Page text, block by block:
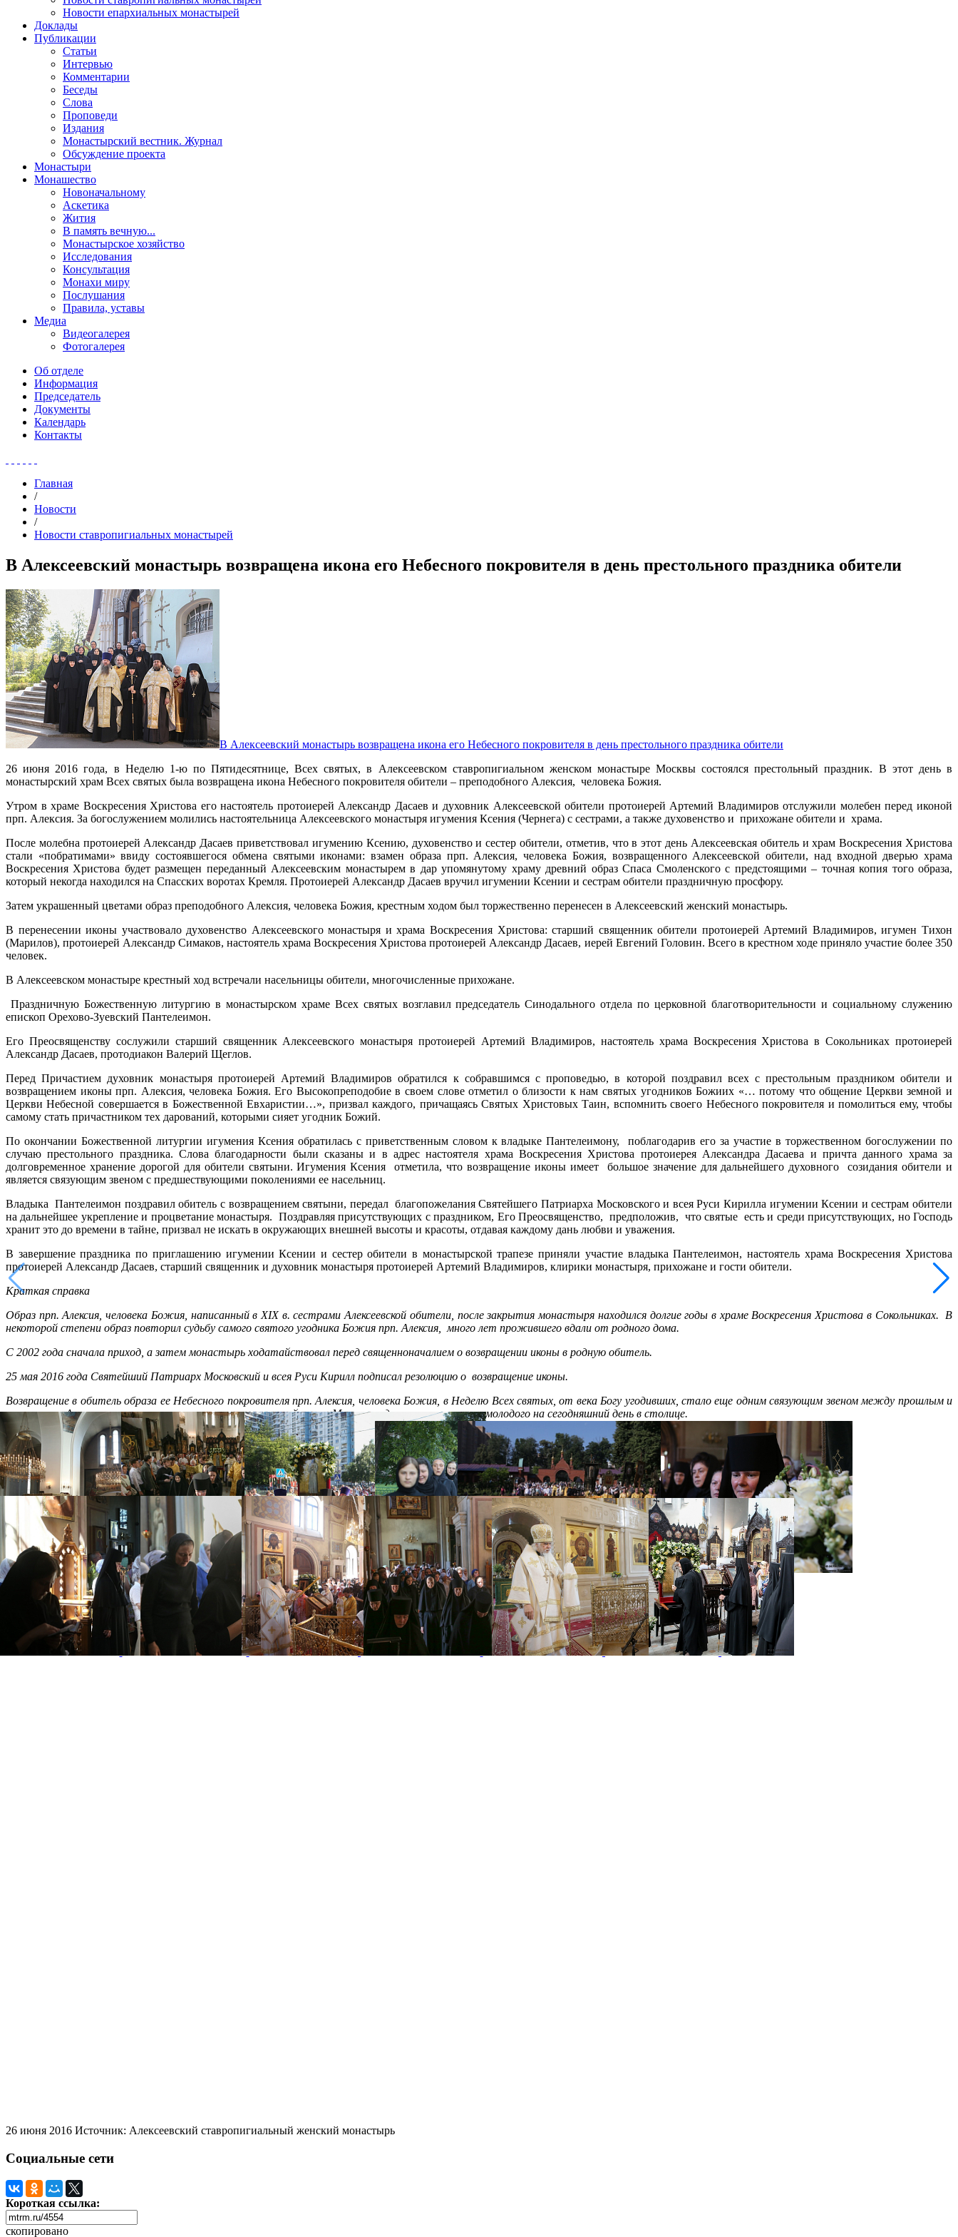
Новости епархиальных монастырей
Доклады
Публикации
Статьи
Интервью
Комментарии
Беседы
Слова
Проповеди
Издания
Монастырский вестник. Журнал
Обсуждение проекта
Монастыри
Монашество
Новоначальному
Аскетика
Жития
В память вечную...
Монастырское хозяйство
Исследования
Консультация
Монахи миру
Послушания
Правила, уставы
Медиа
Видеогалерея
Фотогалерея
Об отделе
Информация
Председатель
Документы
Календарь
Контакты
Главная
/
Новости
/
Новости ставропигиальных монастырей
В Алексеевский монастырь возвращена икона его Небесного покровителя в день престольного праздника обители
В Алексеевский монастырь возвращена икона его Небесного покровителя в день престольного праздника обители
26 июня 2016 года, в Неделю 1-ю по Пятидесятнице, Всех святых, в Алексеевском ставропигиальном женском монастыре Москвы состоялся престольный праздник. В этот день в
монастырский храм Всех святых была возвращена икона Небесного покровителя обители – преподобного Алексия, человека Божия.
Утром в храме Воскресения Христова его настоятель протоиерей Александр Дасаев и духовник Алексеевской обители протоиерей Артемий Владимиров отслужили молебен перед иконой
прп. Алексия. За богослужением молились настоятельница Алексеевского монастыря игумения Ксения (Чернега) с сестрами, а также духовенство и прихожане обители и храма.
После молебна протоиерей Александр Дасаев приветствовал игумению Ксению, духовенство и сестер обители, отметив, что в этот день Алексеевская обитель и храм Воскресения Христова
стали «побратимами» ввиду состоявшегося обмена святыми иконами: взамен образа прп. Алексия, человека Божия, возвращенного Алексеевской обители, над входной дверью храма
Воскресения Христова будет размещен переданный Алексеевским монастырем в дар упомянутому храму древний образ Спаса Смоленского с предстоящими – точная копия того образа,
который некогда находился на Спасских воротах Кремля. Протоиерей Александр Дасаев вручил игумении Ксении и сестрам обители праздничную просфору.
Затем украшенный цветами образ преподобного Алексия, человека Божия, крестным ходом был торжественно перенесен в Алексеевский женский монастырь.
В перенесении иконы участвовало духовенство Алексеевского монастыря и храма Воскресения Христова: старший священник обители протоиерей Артемий Владимиров, игумен Тихон
(Марилов), протоиерей Александр Симаков, настоятель храма Воскресения Христова протоиерей Александр Дасаев, иерей Евгений Головин. Всего в крестном ходе приняло участие более 350
человек.
В Алексеевском монастыре крестный ход встречали насельницы обители, многочисленные прихожане.
Праздничную Божественную литургию в монастырском храме Всех святых возглавил председатель Синодального отдела по церковной благотворительности и социальному служению
епископ Орехово-Зуевский Пантелеимон.
Его Преосвященству сослужили старший священник Алексеевского монастыря протоиерей Артемий Владимиров, настоятель храма Воскресения Христова в Сокольниках протоиерей
Александр Дасаев, протодиакон Валерий Щеглов.
Перед Причастием духовник монастыря протоиерей Артемий Владимиров обратился к собравшимся с проповедью, в которой поздравил всех с престольным праздником обители и
возвращением иконы прп. Алексия, человека Божия. Его Высокопреподобие в своем слове отметил о близости к нам святых угодников Божиих «… потому что общение Церкви земной и
Церкви Небесной совершается в Божественной Евхаристии…», призвал каждого, причащаясь Святых Христовых Таин, вспомнить своего Небесного покровителя и помолиться ему, чтобы
самому стать причастником тех дарований, которыми сияет угодник Божий.
По окончании Божественной литургии игумения Ксения обратилась с приветственным словом к владыке Пантелеимону, поблагодарив его за участие в торжественном богослужении по
случаю престольного праздника. Слова благодарности были сказаны и в адрес настоятеля храма Воскресения Христова протоиерея Александра Дасаева и причта данного храма за
долговременное хранение дорогой для обители святыни. Игумения Ксения отметила, что возвращение иконы имеет большое значение для дальнейшего духовного созидания обители и
является связующим звеном с предшествующими поколениями ее насельниц.
Владыка Пантелеимон поздравил обитель с возвращением святыни, передал благопожелания Святейшего Патриарха Московского и всея Руси Кирилла игумении Ксении и сестрам обители
на дальнейшее укрепление и процветание монастыря. Поздравляя присутствующих с праздником, Его Преосвященство, предположив, что святые есть и среди присутствующих, но Господь
хранит это до времени в тайне, призвал не искать в окружающих внешней высоты и красоты, отдавая каждому дань любви и уважения.
В завершение праздника по приглашению игумении Ксении и сестер обители в монастырской трапезе приняли участие владыка Пантелеимон, настоятель храма Воскресения Христова
протоиерей Александр Дасаев, старший священник и духовник монастыря протоиерей Артемий Владимиров, клирики монастыря, прихожане и гости обители.
Краткая справка
Образ прп. Алексия, человека Божия, написанный в XIX в. сестрами Алексеевской обители, после закрытия монастыря находился долгие годы в храме Воскресения Христова в Сокольниках. В
некоторой степени образ повторил судьбу самого святого угодника Божия прп. Алексия, много лет прожившего вдали от родного дома.
С 2002 года сначала приход, а затем монастырь ходатайствовал перед священноначалием о возвращении иконы в родную обитель.
25 мая 2016 года Святейший Патриарх Московский и всея Руси Кирилл подписал резолюцию о возвращение иконы.
Возвращение в обитель образа ее Небесного покровителя прп. Алексия, человека Божия, в Неделю Всех святых, от века Богу угодивших, стало еще одним связующим звеном между прошлым и
настоящим Алексеевского монастыря, исторически старейшего в Москве и одновременно самого молодого на сегодняшний день в столице.
Распечатать
Фото
26 июня 2016 Источник: Алексеевский ставропигиальный женский монастырь
Социальные сети
Короткая ссылка:
скопировано